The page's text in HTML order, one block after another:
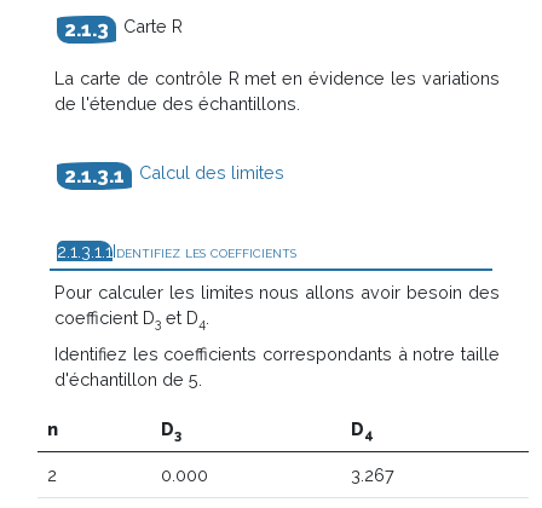
Carte R
La carte de contrôle R met en évidence les variations
de l'étendue des échantillons.
Calcul des limites
Identifiez les coefficients
Pour calculer les limites nous allons avoir besoin des
coefficient D3 et D4
Identifiez les coefficients correspondants à notre taille
d'échantillon de 5.
n D3 D4
2 0.000 3.267